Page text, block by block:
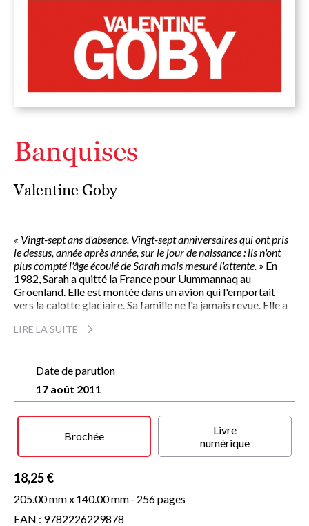
Banquises
Valentine Goby
« Vingt-sept ans d'absence. Vingt-sept anniversaires qui ont pris
le dessus, année après année, sur le jour de naissance : ils n'ont
plus compté l'âge écoulé de Sarah mais mesuré l'attente. » En
1982, Sarah a quitté la France pour Uummannaq au
Groenland. Elle est montée dans un avion qui l'emportait
vers la calotte glaciaire. Sa famille ne l'a jamais revue. Elle a
sept ans plus tard, part sur les traces de sa soeur. Elle
Valentine Goby, l'auteur de
Des corps en silence
s'effacent dans un grand livre sur le désenchantement du
LIRE LA SUITE
Date de parution
17 août 2011
Brochée
Livre
numérique
18,25 €
205.00 mm x140.00 mm- 256 pages
EAN : 9782226229878